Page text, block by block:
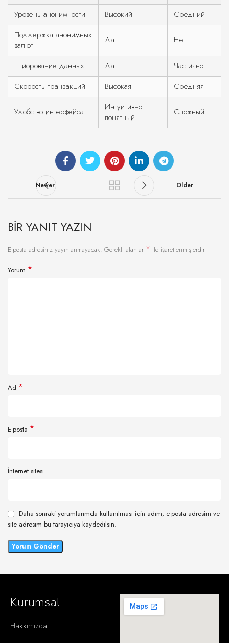
Уровень анонимности Высокий
Средний
Поддержка анонимных
валют
Да Нет
Шифрование данных Да
Частично
Скорость транзакций
Высокая Средняя
Удобство интерфейса
Интуитивно
понятный
Сложный
Newer Older
BIR YANIT YAZIN
E-posta adresiniz yayınlanmayacak. Gerekli alanlar * ile işaretlenmişlerdir
Yorum *
Ad *
E-posta *
İnternet sitesi
Daha sonraki yorumlarımda kullanılması için adım, e-posta adresim ve
site adresim bu tarayıcıya kaydedilsin.
Kurumsal
Hakkımızda